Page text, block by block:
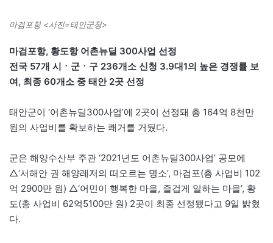
마검포항 <사진=태안군청>
마검포항, 황도항 어촌뉴딜 300사업 선정
전국 57개 시ㆍ군ㆍ구 236개소 신청 3.9대1의 높은 경쟁률 보
여, 최종 60개소 중 태안 2곳 선정
태안군이 ‘어촌뉴딜300사업’에 2곳이 선정돼 총 164억 8천만
원의 사업비를 확보하는 쾌거를 거뒀다.
군은 해양수산부 주관 ‘2021년도 어촌뉴딜300사업’ 공모에
△‘서해안 권 해양레저의 떠오르는 명소’, 마검포(총 사업비 102
억 2900만 원) △‘어민이 행복한 마을, 즐겁게 일하는 마을’, 황
도(총 사업비 62억5100만 원) 2곳이 최종 선정됐다고 9일 밝혔
다.